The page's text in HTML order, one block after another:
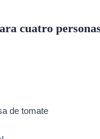
cuatro
de tomate